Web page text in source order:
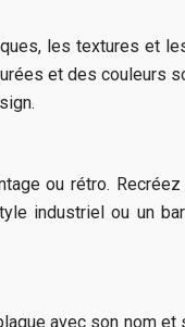
les textures et
et des couleurs
ou rétro.
industriel ou un
avec son nom